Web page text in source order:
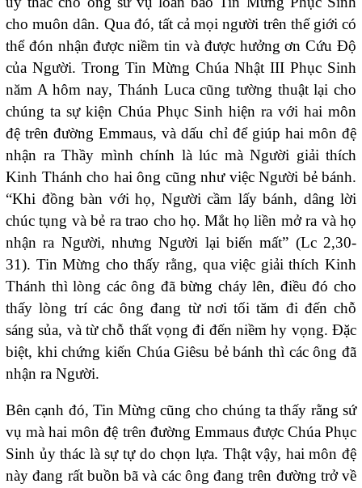
cho muôn dân. Qua đó, tất cả mọi người trên thế giới có
thể đón nhận được niềm tin và được hưởng ơn Cứu Độ
của Người. Trong Tin Mừng Chúa Nhật III Phục Sinh
năm A hôm nay, Thánh Luca cũng tường thuật lại cho
chúng ta sự kiện Chúa Phục Sinh hiện ra với hai môn
đệ trên đường Emmaus, và dấu chỉ để giúp hai môn đệ
nhận ra Thầy mình chính là lúc mà Người giải thích
Kinh Thánh cho hai ông cũng như việc Người bẻ bánh.
“Khi đồng bàn với họ, Người cầm lấy bánh, dâng lời
chúc tụng và bẻ ra trao cho họ. Mắt họ liền mở ra và họ
nhận ra Người, nhưng Người lại biến mất” (Lc 2,30-
31). Tin Mừng cho thấy rằng, qua việc giải thích Kinh
Thánh thì lòng các ông đã bừng cháy lên, điều đó cho
thấy lòng trí các ông đang từ nơi tối tăm đi đến chỗ
sáng sủa, và từ chỗ thất vọng đi đến niềm hy vọng. Đặc
biệt, khi chứng kiến Chúa Giêsu bẻ bánh thì các ông đã
nhận ra Người.
Bên cạnh đó, Tin Mừng cũng cho chúng ta thấy rằng sứ
vụ mà hai môn đệ trên đường Emmaus được Chúa Phục
Sinh ủy thác là sự tự do chọn lựa. Thật vậy, hai môn đệ
này đang rất buồn bã và các ông đang trên đường trở về